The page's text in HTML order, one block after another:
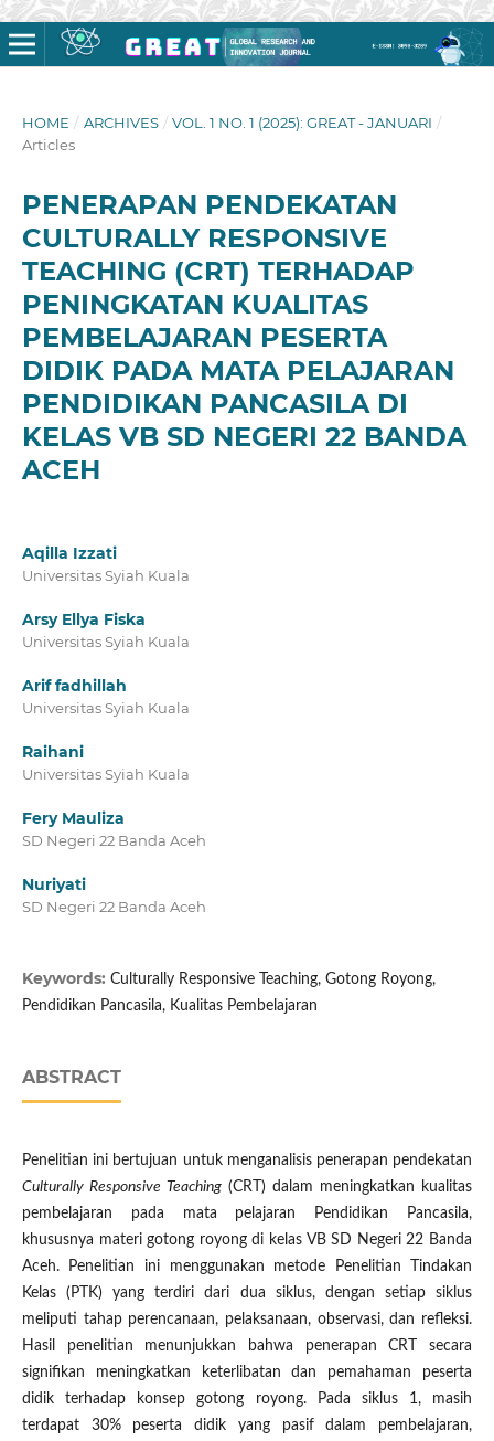
HOME / ARCHIVES / VOL. 1 NO. 1 (2025): GREAT - JANUARI /
Articles
PENERAPAN PENDEKATAN
CULTURALLY RESPONSIVE
TEACHING (CRT) TERHADAP
PENINGKATAN KUALITAS
PEMBELAJARAN PESERTA
DIDIK PADA MATA PELAJARAN
PENDIDIKAN PANCASILA DI
KELAS VB SD NEGERI 22 BANDA
ACEH
Aqilla Izzati
Universitas Syiah Kuala
Arsy Ellya Fiska
Universitas Syiah Kuala
Arif fadhillah
Universitas Syiah Kuala
Raihani
Universitas Syiah Kuala
Fery Mauliza
SD Negeri 22 Banda Aceh
Nuriyati
SD Negeri 22 Banda Aceh
Keywords: Culturally Responsive Teaching, Gotong Royong,
Pendidikan Pancasila, Kualitas Pembelajaran
ABSTRACT
Penelitian ini bertujuan untuk menganalisis penerapan pendekatan
Culturally Responsive Teaching (CRT) dalam meningkatkan kualitas
pembelajaran pada mata pelajaran Pendidikan Pancasila,
khususnya materi gotong royong di kelas VB SD Negeri 22 Banda
Aceh. Penelitian ini menggunakan metode Penelitian Tindakan
Kelas (PTK) yang terdiri dari dua siklus, dengan setiap siklus
meliputi tahap perencanaan, pelaksanaan, observasi, dan refleksi.
Hasil penelitian menunjukkan bahwa penerapan CRT secara
signifikan meningkatkan keterlibatan dan pemahaman peserta
didik terhadap konsep gotong royong. Pada siklus 1, masih
terdapat 30% peserta didik yang pasif dalam pembelajaran,